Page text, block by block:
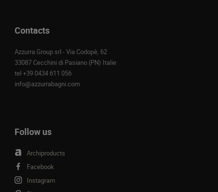
Contacts
Azzurra Group srl - Via Codopè, 62
33087 Cecchini di Pasiano (PN) Italie
tel +39 0434 611 056
info@azzurrabagni.com
Follow us
Archiproducts
Facebook
Instagram